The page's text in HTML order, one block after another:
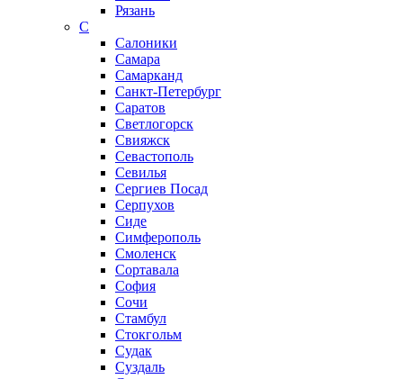
Рязань
С
Салоники
Самара
Самарканд
Санкт-Петербург
Саратов
Светлогорск
Свияжск
Севастополь
Севилья
Сергиев Посад
Серпухов
Сиде
Симферополь
Смоленск
Сортавала
София
Сочи
Стамбул
Стокгольм
Судак
Суздаль